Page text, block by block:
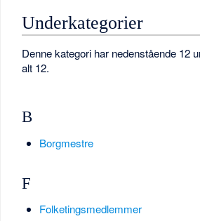
Underkategorier
Denne kategori har nedenstående 12
alt 12.
B
Borgmestre
F
Folketingsmedlemmer